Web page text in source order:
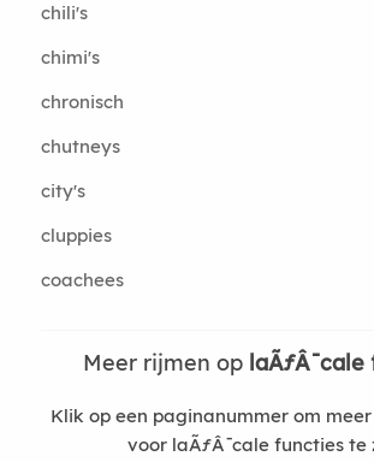
chili's
chimi's
chronisch
chutneys
city's
cluppies
coachees
Meer rijmen op
Klik op een paginanummer om
voor laÃƒÂ¯cale functies te